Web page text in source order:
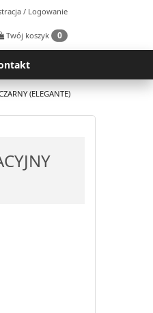
/ Logowanie
Twój koszyk 0
(ELEGANTE)